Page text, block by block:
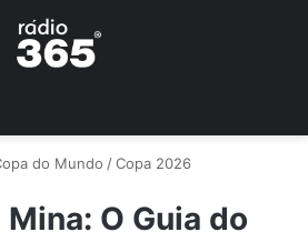
do Mundo /Copa 2026
O Guia do